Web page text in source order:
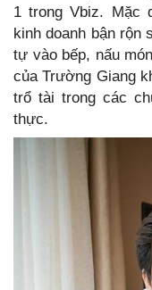
1 trong Vbiz. Mặc
kinh doanh bận rộn
tự vào bếp, nấu
của Trường Giang
trổ tài trong các
thực.